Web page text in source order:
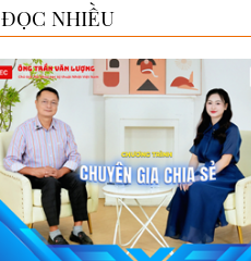
ĐỌC NHIỀU